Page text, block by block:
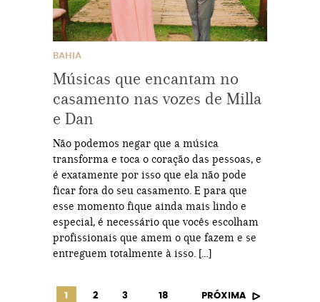
BAHIA
Músicas que encantam no
casamento nas vozes de Milla
e Dan
Não podemos negar que a música
transforma e toca o coração das pessoas, e
é exatamente por isso que ela não pode
ficar fora do seu casamento. E para que
esse momento fique ainda mais lindo e
especial, é necessário que vocês escolham
profissionais que amem o que fazem e se
entreguem totalmente à isso. […]
1 2 3 18 PRÓXIMA